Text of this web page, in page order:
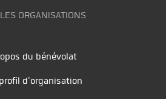
ORGANISATIONS
du bénévolat
d'organisation